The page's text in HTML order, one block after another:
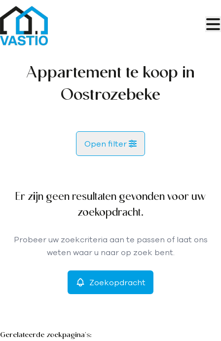
Ga naar hoofdinhoud
Appartement te koop in
Oostrozebeke
Open filter
Oostrozebeke (8780)
Remove
Appartement
Remove
Kaartweergave
Zoekopdracht Sorteer op
Er zijn geen resultaten gevonden voor uw
zoekopdracht.
Probeer uw zoekcriteria aan te passen of laat ons
weten waar u naar op zoek bent.
Zoekopdracht
Gerelateerde zoekpagina's: